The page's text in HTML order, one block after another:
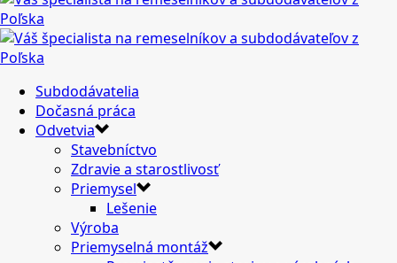
Subdodávatelia
Dočasná práca
Odvetvia
Stavebníctvo
Zdravie a starostlivosť
Priemysel
Lešenie
Výroba
Priemyselná montáž